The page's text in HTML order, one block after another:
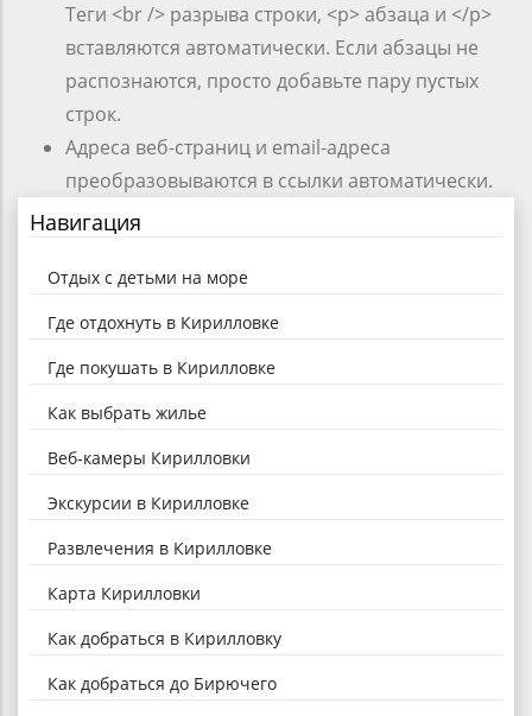
Теги <br /> разрыва строки, <p> абзаца и </p>
вставляются автоматически. Если абзацы не
распознаются, просто добавьте пару пустых
строк.
Адреса веб-страниц и email-адреса
преобразовываются в ссылки автоматически.
Навигация
Отдых с детьми на море
Где отдохнуть в Кирилловке
Где покушать в Кирилловке
Как выбрать жилье
Веб-камеры Кирилловки
Экскурсии в Кирилловке
Развлечения в Кирилловке
Карта Кирилловки
Как добраться в Кирилловку
Как добраться до Бирючего